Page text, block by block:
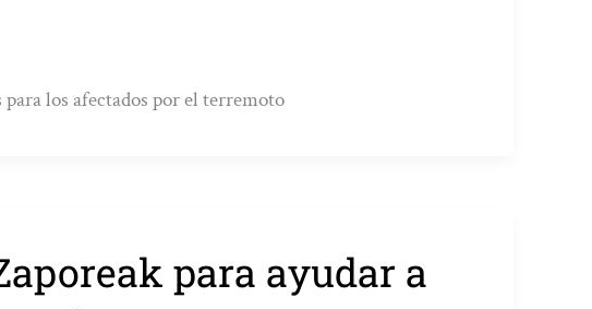
los afectados por el terremoto
para ayudar a